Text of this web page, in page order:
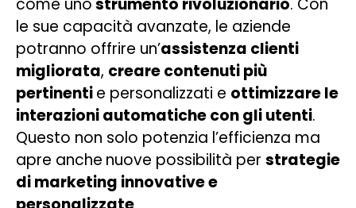
come unostrumento rivoluzionario. Con
le sue capacità avanzate, le aziende
potranno offrire un’assistenza clienti
migliorata, creare contenuti più
pertinentie personalizzati e ottimizzare le
interazioni automatiche con gli utenti.
Questo non solo potenzia l’efficienza ma
apre anche nuove possibilità per strategie
di marketing innovative e